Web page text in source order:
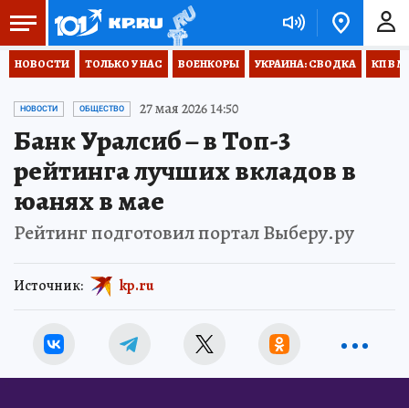
НОВОСТИ ТОЛЬКО У НАС ВОЕНКОРЫ УКРАИНА: СВОДКА КП В
НОВОСТИ ОБЩЕСТВО 27 мая 2026 14:50
Банк Уралсиб – в Топ-3
рейтинга лучших вкладов в
юанях в мае
Рейтинг подготовил портал Выберу.ру
Источник: kp.ru